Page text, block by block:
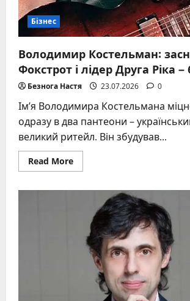
Бізнес
Володимир Костельман:
Фокстрот і лідер Друга Ріка –
Безнога Настя 23.07.2026 0
Ім’я Володимира Костельмана
одразу в два пантеони –
великий ритейл. Він збудував...
Read MoreRead
more
Костельман:
засновник
Фокстрот
лідер
Друга
Ріка
біографія